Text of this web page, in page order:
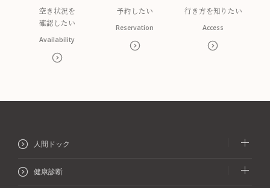
空き状況を
確認したい
Availability
予約したい
Reservation
行き方を知りたい
Access
人間ドック
協会けんぽの方：
健康診断